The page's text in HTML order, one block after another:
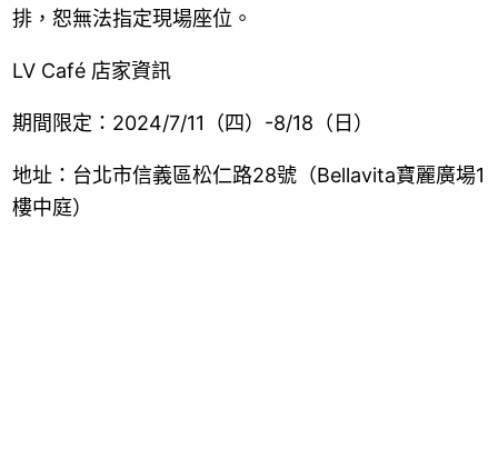
排，恕無法指定現場座位。
LV Café 店家資訊
期間限定：2024/7/11（四）-8/18（日）
地址：台北市信義區松仁路28號（Bellavita寶麗廣場1
樓中庭）